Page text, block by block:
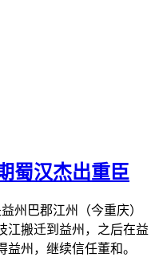
蜀汉杰出重臣
州巴郡江州（今重庆）
江搬迁到益州，之后在益
州，继续信任董和。